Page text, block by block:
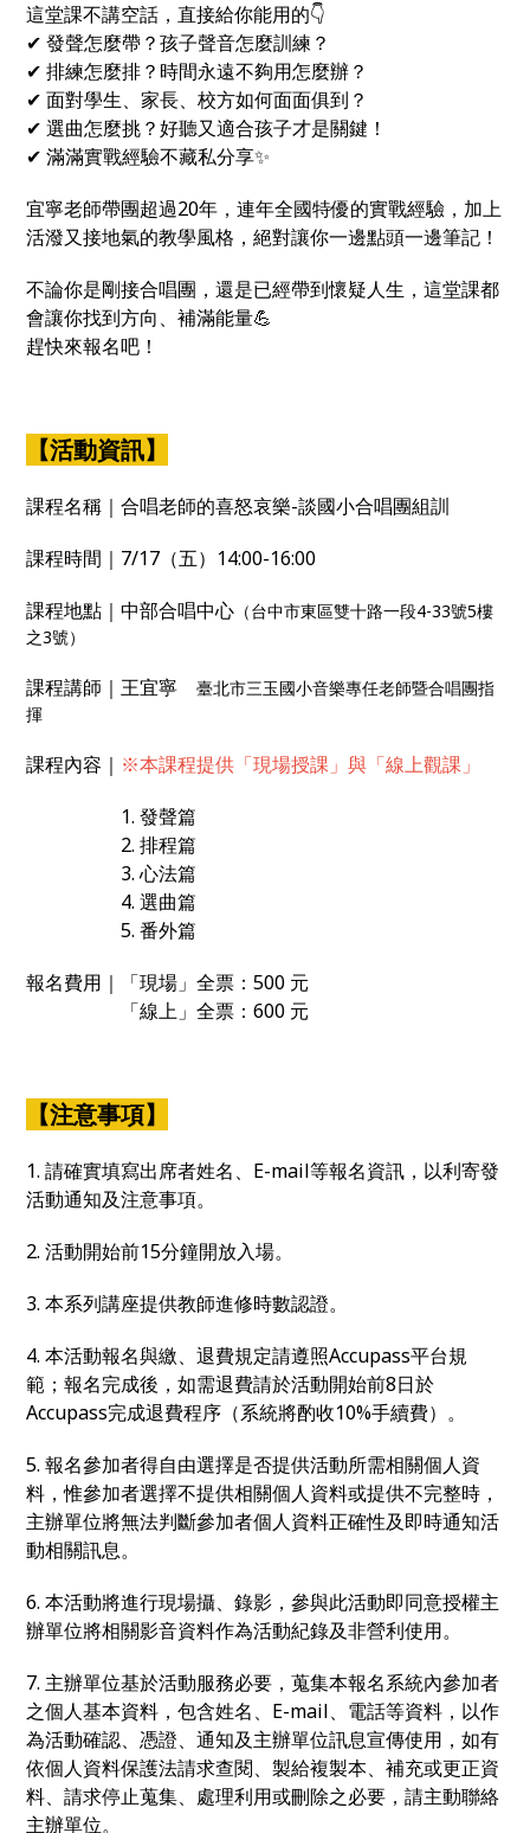
這堂課不講空話，直接給你能用的👇
✔ 發聲怎麼帶？孩子聲音怎麼訓練？
✔ 排練怎麼排？時間永遠不夠用怎麼辦？
✔ 面對學生、家長、校方如何面面俱到？
✔ 選曲怎麼挑？好聽又適合孩子才是關鍵！
✔ 滿滿實戰經驗不藏私分享✨
宜寧老師帶團超過20年，連年全國特優的實戰經驗，加上
活潑又接地氣的教學風格，絕對讓你一邊點頭一邊筆記！
不論你是剛接合唱團，還是已經帶到懷疑人生，這堂課都
會讓你找到方向、補滿能量💪
趕快來報名吧！
【活動資訊】
課程名稱｜合唱老師的喜怒哀樂-談國小合唱團組訓
課程時間｜7/17（五）14:00-16:00
課程地點｜中部合唱中心 （台中市東區雙十路一段4-33號5樓
之3號）
課程講師｜王宜寧臺北市三玉國小音樂專任老師暨合唱團指
揮
課程內容｜ ※本課程提供「現場授課」與「線上觀課」
1. 發聲篇
2. 排程篇
3. 心法篇
4. 選曲篇
5. 番外篇
報名費用｜「現場」全票：500 元
「線上」全票：600 元
【注意事項】
1. 請確實填寫出席者姓名、E-mail等報名資訊，以利寄發
活動通知及注意事項。
2. 活動開始前15分鐘開放入場。
3. 本系列講座提供教師進修時數認證。
4. 本活動報名與繳、退費規定請遵照Accupass平台規
範；報名完成後，如需退費請於活動開始前8日於
Accupass完成退費程序（系統將酌收10%手續費）。
5. 報名參加者得自由選擇是否提供活動所需相關個人資
料，惟參加者選擇不提供相關個人資料或提供不完整時，
主辦單位將無法判斷參加者個人資料正確性及即時通知活
動相關訊息。
6. 本活動將進行現場攝、錄影，參與此活動即同意授權主
辦單位將相關影音資料作為活動紀錄及非營利使用。
7. 主辦單位基於活動服務必要，蒐集本報名系統內參加者
之個人基本資料，包含姓名、E-mail、電話等資料，以作
為活動確認、憑證、通知及主辦單位訊息宣傳使用，如有
依個人資料保護法請求查閱、製給複製本、補充或更正資
料、請求停止蒐集、處理利用或刪除之必要，請主動聯絡
主辦單位。